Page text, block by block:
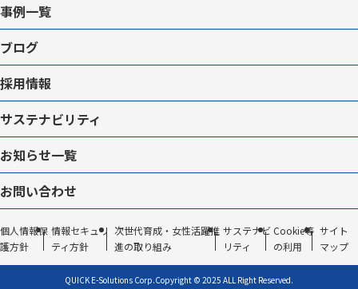
事例一覧
ブログ
採用情報
サステナビリティ
お知らせ一覧
お問い合わせ
個人情報保
護方針
情報セキュリ
ティ方針
次世代育成・女性活躍推
進の取り組み
サステナビ
リティ
Cookie等
の利用
サイト
マップ
QUICK E-Solutions Corp.Copyright © 2025 ALL Right Reserved.